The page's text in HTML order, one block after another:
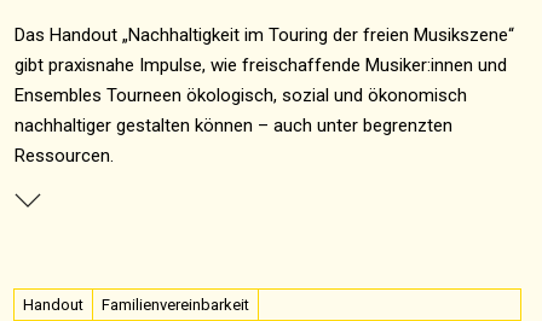
Das Handout „Nachhaltigkeit im Touring der freien Musikszene“
gibt praxisnahe Impulse, wie freischaffende Musiker:innen und
Ensembles Tourneen ökologisch, sozial und ökonomisch
nachhaltiger gestalten können – auch unter begrenzten
Ressourcen.
Handout
Familienvereinbarkeit